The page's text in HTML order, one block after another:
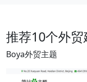
推荐10个外贸
Boya外贸主题